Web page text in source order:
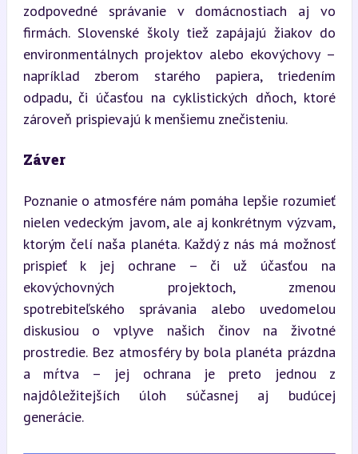
zodpovedné správanie v domácnostiach aj vo
firmách. Slovenské školy tiež zapájajú žiakov do
environmentálnych projektov alebo ekovýchovy –
napríklad zberom starého papiera, triedením
odpadu, či účasťou na cyklistických dňoch, ktoré
zároveň prispievajú k menšiemu znečisteniu.
Záver
Poznanie o atmosfére nám pomáha lepšie rozumieť
nielen vedeckým javom, ale aj konkrétnym výzvam,
ktorým čelí naša planéta. Každý z nás má možnosť
prispieť k jej ochrane – či už účasťou na
ekovýchovných projektoch, zmenou
spotrebiteľského správania alebo uvedomelou
diskusiou o vplyve našich činov na životné
prostredie. Bez atmosféry by bola planéta prázdna
a mŕtva – jej ochrana je preto jednou z
najdôležitejších úloh súčasnej aj budúcej
generácie.